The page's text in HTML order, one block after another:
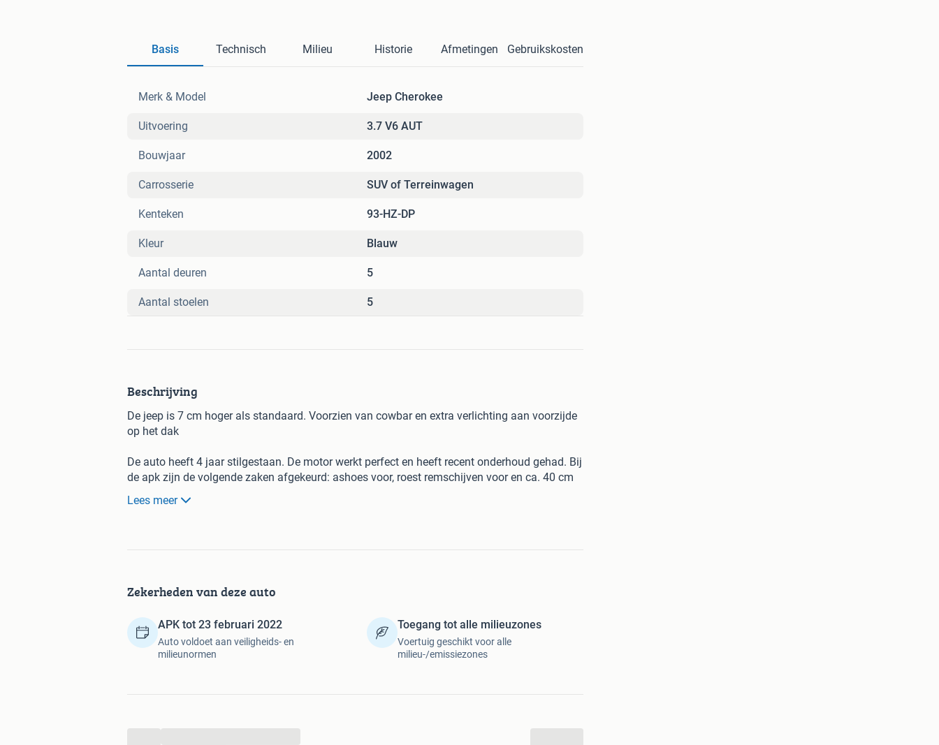
Basis Technisch Milieu Historie Afmetingen Gebruikskosten
Merk & Model Jeep Cherokee
Uitvoering 3.7 V6 AUT
Bouwjaar 2002
Carrosserie SUV of Terreinwagen
Kenteken 93-HZ-DP
Kleur Blauw
Aantal deuren 5
Aantal stoelen 5
Beschrijving
De jeep is 7 cm hoger als standaard. Voorzien van cowbar en extra verlichting aan voorzijde
op het dak
De auto heeft 4 jaar stilgestaan. De motor werkt perfect en heeft recent onderhoud gehad. Bij
de apk zijn de volgende zaken afgekeurd: ashoes voor, roest remschijven voor en ca. 40 cm
dorpel aan de rechterzijde die is doorgeroest.
Lees meer
Zekerheden van deze auto
APK tot 23 februari 2022
Auto voldoet aan veiligheids- en
milieunormen
Toegang tot alle milieuzones
Voertuig geschikt voor alle
milieu-/emissiezones